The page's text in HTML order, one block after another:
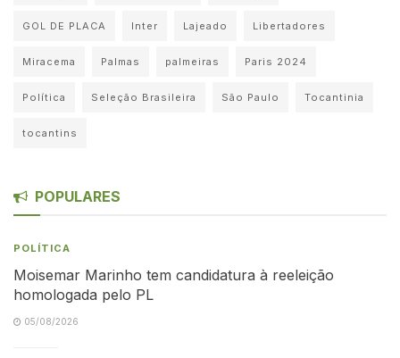
GOL DE PLACA Inter Lajeado Libertadores
Miracema Palmas palmeiras Paris 2024
Política Seleção Brasileira São Paulo Tocantinia
tocantins
POPULARES
POLÍTICA
Moisemar Marinho tem candidatura à reeleição
homologada pelo PL
05/08/2026